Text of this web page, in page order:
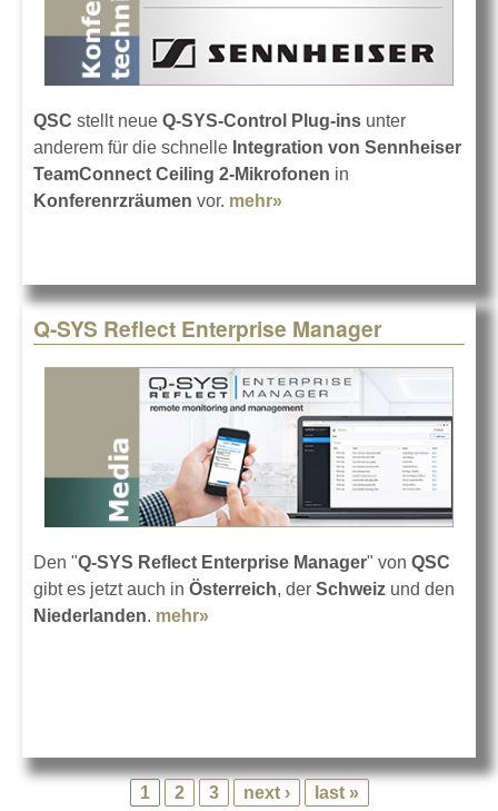
QSC stellt neue Q-SYS-Control Plug-ins unter
anderem für die schnelle Integration von Sennheiser
TeamConnect Ceiling 2-Mikrofonen in
Konferenrzräumen vor. mehr»
Q-SYS Reflect Enterprise Manager
Den "Q-SYS Reflect Enterprise Manager" von QSC
gibt es jetzt auch in Österreich, der Schweiz und den
Niederlanden. mehr»
1 2 3 next › last »